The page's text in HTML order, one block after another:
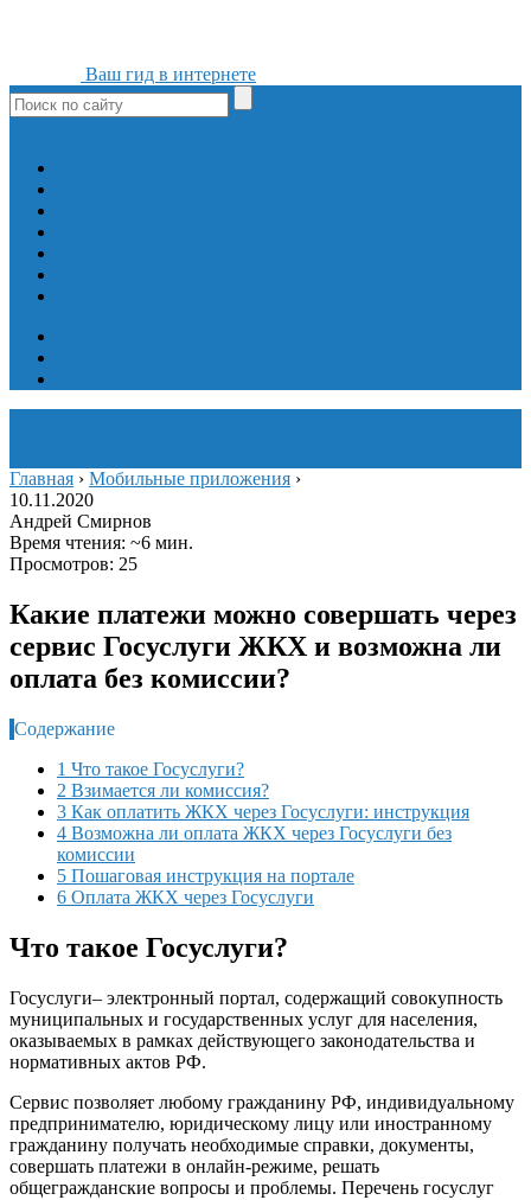
Ваш гид в интернете
Главная › Мобильные приложения ›
10.11.2020
Андрей Смирнов
Время чтения: ~6 мин.
Просмотров: 25
Какие платежи можно совершать через
сервис Госуслуги ЖКХ и возможна ли
оплата без комиссии?
Содержание
1 Что такое Госуслуги?
2 Взимается ли комиссия?
3 Как оплатить ЖКХ через Госуслуги: инструкция
4 Возможна ли оплата ЖКХ через Госуслуги без
комиссии
5 Пошаговая инструкция на портале
6 Оплата ЖКХ через Госуслуги
Что такое Госуслуги?
Госуслуги– электронный портал, содержащий совокупность
муниципальных и государственных услуг для населения,
оказываемых в рамках действующего законодательства и
нормативных актов РФ.
Сервис позволяет любому гражданину РФ, индивидуальному
предпринимателю, юридическому лицу или иностранному
гражданину получать необходимые справки, документы,
совершать платежи в онлайн-режиме, решать
общегражданские вопросы и проблемы. Перечень госуслуг